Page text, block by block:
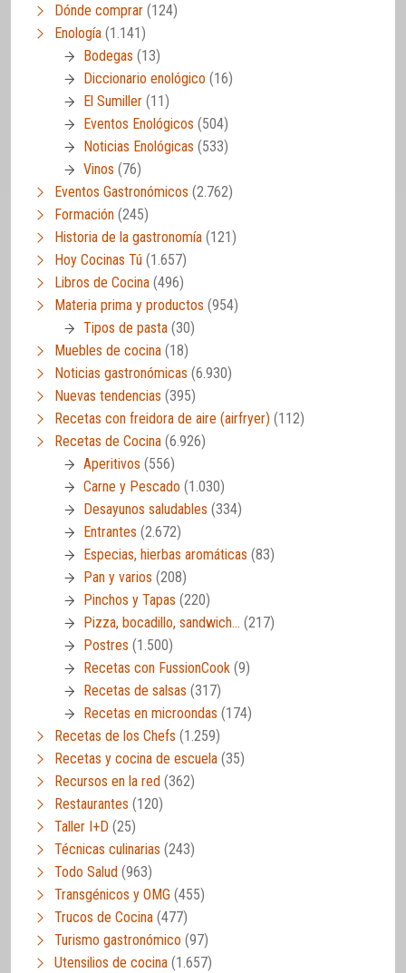
Dónde comprar (124)
Enología (1.141)
Bodegas (13)
Diccionario enológico (16)
El Sumiller (11)
Eventos Enológicos (504)
Noticias Enológicas (533)
Vinos (76)
Eventos Gastronómicos (2.762)
Formación (245)
Historia de la gastronomía (121)
Hoy Cocinas Tú (1.657)
Libros de Cocina (496)
Materia prima y productos (954)
Tipos de pasta (30)
Muebles de cocina (18)
Noticias gastronómicas (6.930)
Nuevas tendencias (395)
Recetas con freidora de aire (airfryer) (112)
Recetas de Cocina (6.926)
Aperitivos (556)
Carne y Pescado (1.030)
Desayunos saludables (334)
Entrantes (2.672)
Especias, hierbas aromáticas (83)
Pan y varios (208)
Pinchos y Tapas (220)
Pizza, bocadillo, sandwich… (217)
Postres (1.500)
Recetas con FussionCook (9)
Recetas de salsas (317)
Recetas en microondas (174)
Recetas de los Chefs (1.259)
Recetas y cocina de escuela (35)
Recursos en la red (362)
Restaurantes (120)
Taller I+D (25)
Técnicas culinarias (243)
Todo Salud (963)
Transgénicos y OMG (455)
Trucos de Cocina (477)
Turismo gastronómico (97)
Utensilios de cocina (1.657)